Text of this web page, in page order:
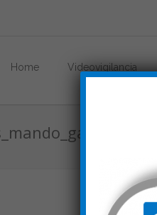
Home Videovigilancia